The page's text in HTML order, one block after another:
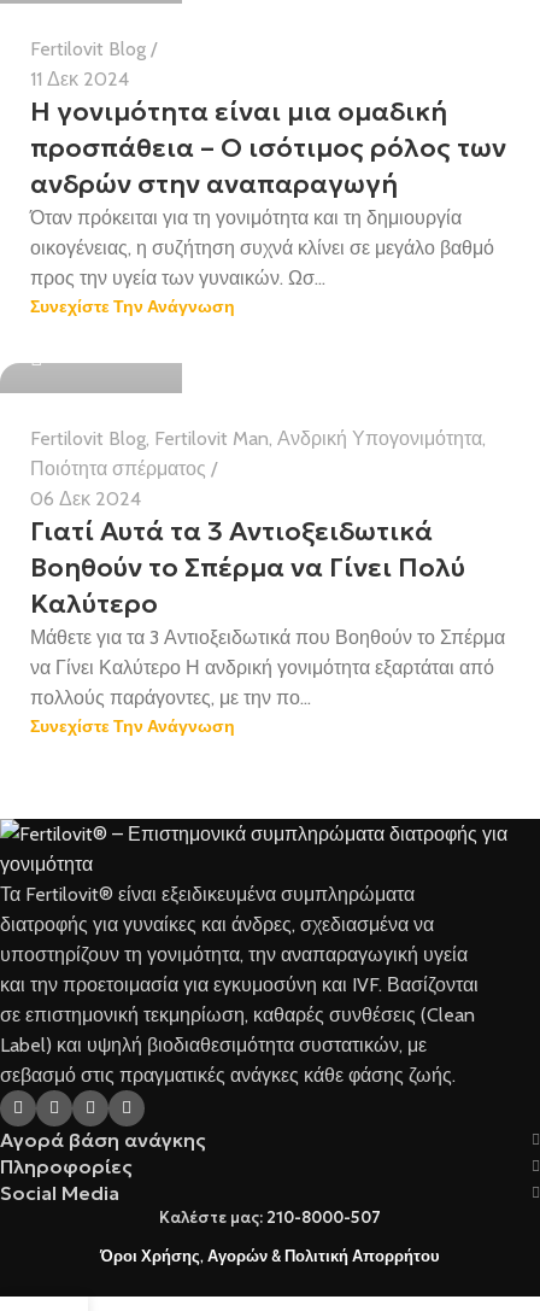
Fertilovit Blog
11 Δεκ 2024
Η γονιμότητα είναι μια ομαδική
προσπάθεια – Ο ισότιμος ρόλος των
ανδρών στην αναπαραγωγή
Όταν πρόκειται για τη γονιμότητα και τη δημιουργία
οικογένειας, η συζήτηση συχνά κλίνει σε μεγάλο βαθμό
προς την υγεία των γυναικών. Ωσ...
Συνεχίστε Την Ανάγνωση
Fertilovit Blog, Fertilovit Man, Ανδρική Υπογονιμότητα,
Ποιότητα σπέρματος
06 Δεκ 2024
Γιατί Αυτά τα 3 Αντιοξειδωτικά
Βοηθούν το Σπέρμα να Γίνει Πολύ
Καλύτερο
Μάθετε για τα 3 Αντιοξειδωτικά που Βοηθούν το Σπέρμα
να Γίνει Καλύτερο Η ανδρική γονιμότητα εξαρτάται από
πολλούς παράγοντες, με την πο...
Συνεχίστε Την Ανάγνωση
Τα Fertilovit® είναι εξειδικευμένα συμπληρώματα
διατροφής για γυναίκες και άνδρες, σχεδιασμένα να
υποστηρίζουν τη γονιμότητα, την αναπαραγωγική υγεία
και την προετοιμασία για εγκυμοσύνη και IVF. Βασίζονται
σε επιστημονική τεκμηρίωση, καθαρές συνθέσεις (Clean
Label) και υψηλή βιοδιαθεσιμότητα συστατικών, με
σεβασμό στις πραγματικές ανάγκες κάθε φάσης ζωής.
Αγορά βάση ανάγκης
Πληροφορίες
Social Media
Καλέστε μας: 210-8000-507
Όροι Χρήσης, Αγορών & Πολιτική Απορρήτου